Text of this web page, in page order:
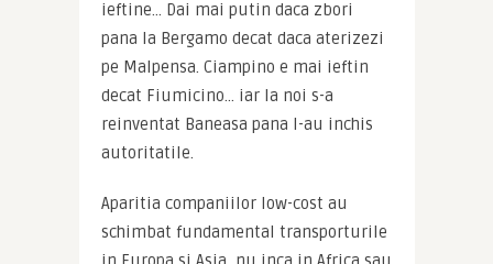
ieftine… Dai mai putin daca zbori
pana la Bergamo decat daca aterizezi
pe Malpensa. Ciampino e mai ieftin
decat Fiumicino… iar la noi s-a
reinventat Baneasa pana l-au inchis
autoritatile.
Aparitia companiilor low-cost au
schimbat fundamental transporturile